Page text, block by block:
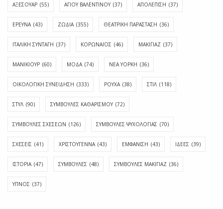
ΑΞΕΣΟΥΑΡ (55) ΑΓΊΟΥ ΒΑΛΕΝΤΊΝΟΥ (37) ΑΠΟΛΈΠΙΣΗ (37)
ΕΡΕΥΝΑ (43) ΖΩΔΙΑ (355) ΘΕΑΤΡΙΚΗ ΠΑΡΑΣΤΑΣΗ (36)
ΙΤΑΛΙΚΗ ΣΥΝΤΑΓΗ (37) ΚΟΡΩΝΑΪΟΣ (46) ΜΑΚΙΓΙΑΖ (37)
ΜΑΝΙΚΙΟΥΡ (60) ΜΟΔΑ (74) ΝΕΑ ΥΟΡΚΗ (36)
ΟΙΚΟΛΟΓΙΚΗ ΣΥΝΕΙΔΗΣΗ (333) ΡΟΥΧΑ (38) ΣΤΙΛ (118)
ΣΤΥΛ (90) ΣΥΜΒΟΥΛΕΣ ΚΑΘΑΡΙΣΜΟΥ (72)
ΣΥΜΒΟΥΛΕΣ ΣΧΕΣΕΩΝ (126) ΣΥΜΒΟΥΛΕΣ ΨΥΧΟΛΟΓΙΑΣ (70)
ΣΧΕΣΕΙΣ (41) ΧΡΙΣΤΟΥΓΕΝΝΑ (43) ΕΜΦΆΝΙΣΗ (43) ΙΔΈΕΣ (39)
ΙΣΤΟΡΊΑ (47) ΣΥΜΒΟΥΛΈΣ (48) ΣΥΜΒΟΥΛΈΣ ΜΑΚΙΓΙΆΖ (36)
ΎΠΝΟΣ (37)